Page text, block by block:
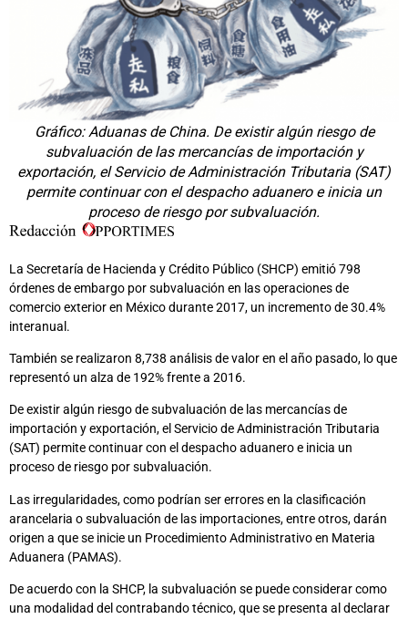
Gráfico: Aduanas de China. De existir algún riesgo de
subvaluación de las mercancías de importación y
exportación, el Servicio de Administración Tributaria (SAT)
permite continuar con el despacho aduanero e inicia un
proceso de riesgo por subvaluación.
La Secretaría de Hacienda y Crédito Público (SHCP) emitió 798
órdenes de embargo por subvaluación en las operaciones de
comercio exterior en México durante 2017, un incremento de 30.4%
interanual.
También se realizaron 8,738 análisis de valor en el año pasado, lo que
representó un alza de 192% frente a 2016.
De existir algún riesgo de subvaluación de las mercancías de
importación y exportación, el Servicio de Administración Tributaria
(SAT) permite continuar con el despacho aduanero e inicia un
proceso de riesgo por subvaluación.
Las irregularidades, como podrían ser errores en la clasificación
arancelaria o subvaluación de las importaciones, entre otros, darán
origen a que se inicie un Procedimiento Administrativo en Materia
Aduanera (PAMAS).
De acuerdo con la SHCP, la subvaluación se puede considerar como
una modalidad del contrabando técnico, que se presenta al declarar